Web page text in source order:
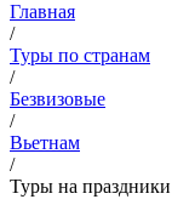
Главная
/
Туры по странам
/
Безвизовые
/
Вьетнам
/
Туры на праздники